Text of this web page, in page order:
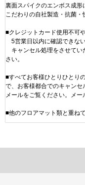
裏面スパイクのエンボス成形
こだわりの自社製造・抗菌・
■クレジットカード使用不可
5営業日以内に確認できない
キャンセル処理をさせてい
さい。
■すべてお客様ひとりひとり
で、お客様都合でのキャン
メールをご覧ください。メー
■他のフロアマット類と重ね